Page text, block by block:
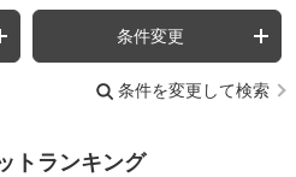
条件変更
条件を変更して検索
トランキング